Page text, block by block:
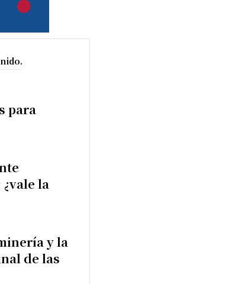
para
la
y la
de las